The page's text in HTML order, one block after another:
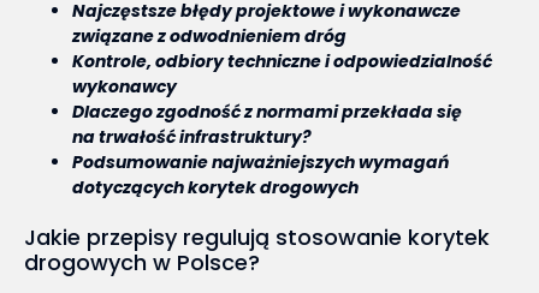
Najczęstsze błędy projektowe i wykonawcze
związane z odwodnieniem dróg
Kontrole, odbiory techniczne i odpowiedzialność
wykonawcy
Dlaczego zgodność z normami przekłada się
na trwałość infrastruktury?
Podsumowanie najważniejszych wymagań
dotyczących korytek drogowych
Jakie przepisy regulują stosowanie korytek
drogowych w Polsce?